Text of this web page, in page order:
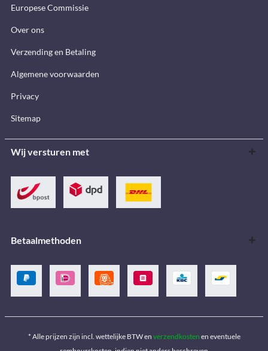
Europese Commissie
Over ons
Verzending en Betaling
Algemene voorwaarden
Privacy
Sitemap
Wij versturen met
Betaalmethoden
* Alle prijzen zijn incl. wettelijke BTW en verzendkosten en eventuele